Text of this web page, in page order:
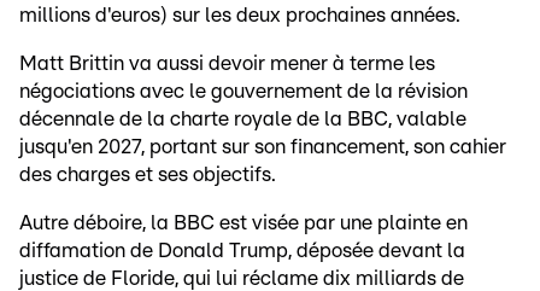
millions d'euros) sur les deux prochaines années.
Matt Brittin va aussi devoir mener à terme les
négociations avec le gouvernement de la révision
décennale de la charte royale de la BBC, valable
jusqu'en 2027, portant sur son financement, son cahier
des charges et ses objectifs.
Autre déboire, la BBC est visée par une plainte en
diffamation de Donald Trump, déposée devant la
justice de Floride, qui lui réclame dix milliards de